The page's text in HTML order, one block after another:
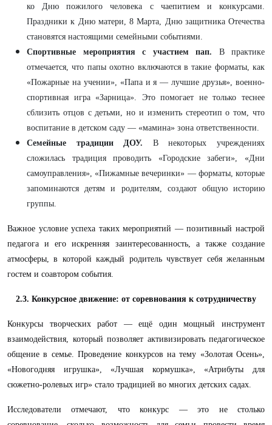
ко Дню пожилого человека с чаепитием и конкурсами.
Праздники к Дню матери, 8 Марта, Дню защитника Отечества
становятся настоящими семейными событиями.
Спортивные мероприятия с участием пап. В практике
отмечается, что папы охотно включаются в такие форматы, как
«Пожарные на учении», «Папа и я — лучшие друзья», военно-
спортивная игра «Зарница». Это помогает не только теснее
сблизить отцов с детьми, но и изменить стереотип о том, что
воспитание в детском саду — «мамина» зона ответственности.
Семейные традиции ДОУ. В некоторых учреждениях
сложилась традиция проводить «Городские забеги», «Дни
самоуправления», «Пижамные вечеринки» — форматы, которые
запоминаются детям и родителям, создают общую историю
группы.
Важное условие успеха таких мероприятий — позитивный настрой
педагога и его искренняя заинтересованность, а также создание
атмосферы, в которой каждый родитель чувствует себя желанным
гостем и соавтором события.
2.3. Конкурсное движение: от соревнования к сотрудничеству
Конкурсы творческих работ — ещё один мощный инструмент
взаимодействия, который позволяет активизировать педагогическое
общение в семье. Проведение конкурсов на тему «Золотая Осень»,
«Новогодняя игрушка», «Лучшая кормушка», «Атрибуты для
сюжетно-ролевых игр» стало традицией во многих детских садах.
Исследователи отмечают, что конкурс — это не столько